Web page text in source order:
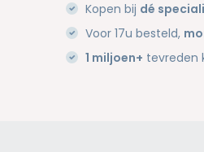
Kopen bij dé
Voor 17u besteld,
1 miljoen+ tevreden